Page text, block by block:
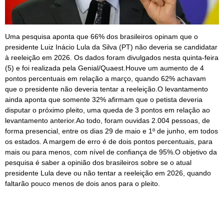
Uma pesquisa aponta que 66% dos brasileiros opinam que o
presidente Luiz Inácio Lula da Silva (PT) não deveria se candidatar
à reeleição em 2026. Os dados foram divulgados nesta quinta-feira
(5) e foi realizada pela Genial/Quaest.Houve um aumento de 4
pontos percentuais em relação a março, quando 62% achavam
que o presidente não deveria tentar a reeleição.O levantamento
ainda aponta que somente 32% afirmam que o petista deveria
disputar o próximo pleito, uma queda de 3 pontos em relação ao
levantamento anterior.Ao todo, foram ouvidas 2.004 pessoas, de
forma presencial, entre os dias 29 de maio e 1º de junho, em todos
os estados. A margem de erro é de dois pontos percentuais, para
mais ou para menos, com nível de confiança de 95%.O objetivo da
pesquisa é saber a opinião dos brasileiros sobre se o atual
presidente Lula deve ou não tentar a reeleição em 2026, quando
faltarão pouco menos de dois anos para o pleito.